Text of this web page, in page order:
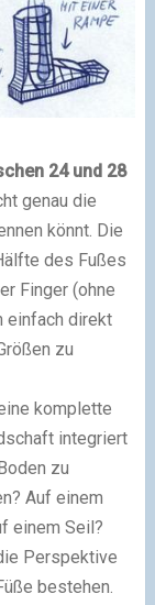
24 und 28
genau die
könnt. Die
des Fußes
Finger (ohne
einfach direkt
zu
komplette
integriert
zu
Auf einem
einem Seil?
Perspektive
bestehen.